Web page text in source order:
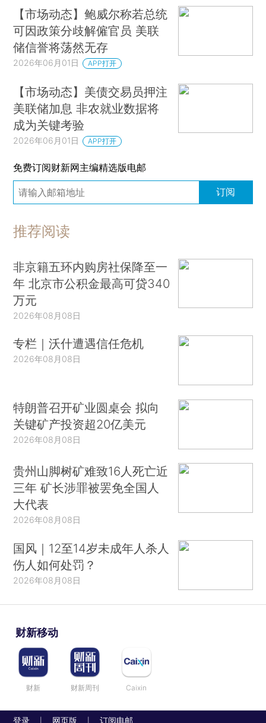
【市场动态】鲍威尔称若总统
可因政策分歧解僱官员 美联
储信誉将荡然无存
2026年06月01日 APP打开
【市场动态】美债交易员押注
美联储加息 非农就业数据将
成为关键考验
2026年06月01日 APP打开
免费订阅财新网主编精选版电邮
订阅
推荐阅读
非京籍五环内购房社保降至一
年 北京市公积金最高可贷340
万元
2026年08月08日
专栏｜沃什遭遇信任危机
2026年08月08日
特朗普召开矿业圆桌会 拟向
关键矿产投资超20亿美元
2026年08月08日
贵州山脚树矿难致16人死亡近
三年 矿长涉罪被罢免全国人
大代表
2026年08月08日
国风｜12至14岁未成年人杀人
伤人如何处罚？
2026年08月08日
财新移动
财新 财新周刊 Caixin
登录 网页版 订阅电邮